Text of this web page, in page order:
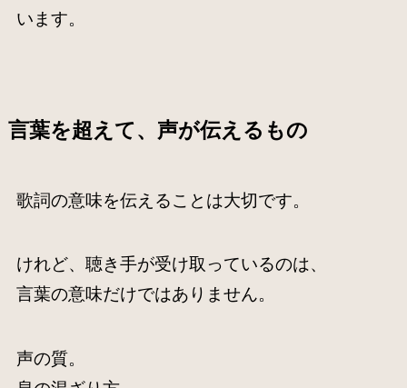
います。
言葉を超えて、声が伝えるもの
歌詞の意味を伝えることは大切です。
けれど、聴き手が受け取っているのは、
言葉の意味だけではありません。
声の質。